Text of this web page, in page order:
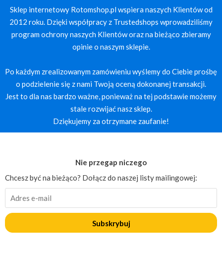
Sklep internetowy Rotomshop.pl wspiera naszych Klientów od
2012 roku. Dzięki współpracy z Trustedshops wprowadziliśmy
program ochrony naszych Klientów oraz na bieżąco zbieramy
opinie o naszym sklepie.
Po każdym zrealizowanym zamówieniu wyślemy do Ciebie prośbę
o podzielenie się z nami Twoją oceną dokonanej transakcji.
Jest to dla nas bardzo ważne, ponieważ na tej podstawie możemy
stale rozwijać nasz sklep.
Dziękujemy za otrzymane zaufanie!
Nie przegap niczego
Chcesz być na bieżąco? Dołącz do naszej listy mailingowej:
Subskrybuj